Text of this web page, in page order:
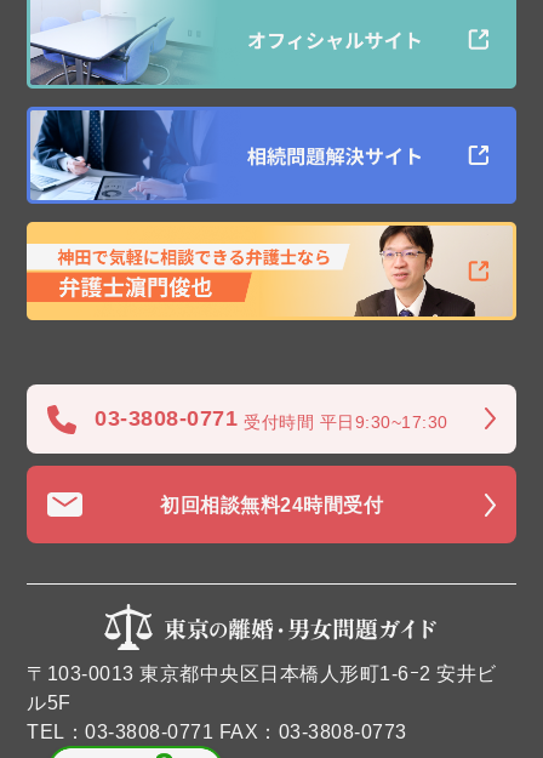
03-3808-0771 受付時間 平日9:30~17:30
初回相談無料24時間受付
〒103-0013 東京都中央区日本橋人形町1-6ｰ2 安井ビ
ル5F
TEL：03-3808-0771 FAX：03-3808-0773